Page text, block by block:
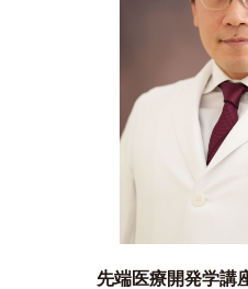
先端医療開発学